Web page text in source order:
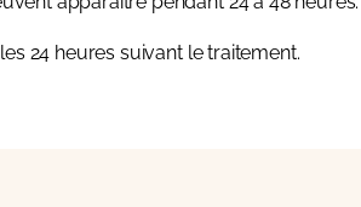
24 heures suivant le traitement.